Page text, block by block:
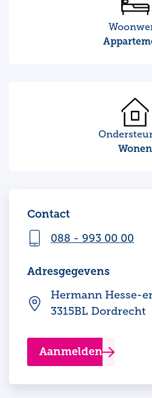
Wonen
Contact
088 - 993 00 00
Adresgegevens
Hermann Hesse-
3315BL Dordrecht
Aanmelden